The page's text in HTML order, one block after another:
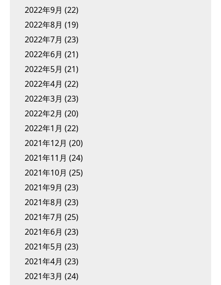
2022年9月 (22)
2022年8月 (19)
2022年7月 (23)
2022年6月 (21)
2022年5月 (21)
2022年4月 (22)
2022年3月 (23)
2022年2月 (20)
2022年1月 (22)
2021年12月 (20)
2021年11月 (24)
2021年10月 (25)
2021年9月 (23)
2021年8月 (23)
2021年7月 (25)
2021年6月 (23)
2021年5月 (23)
2021年4月 (23)
2021年3月 (24)